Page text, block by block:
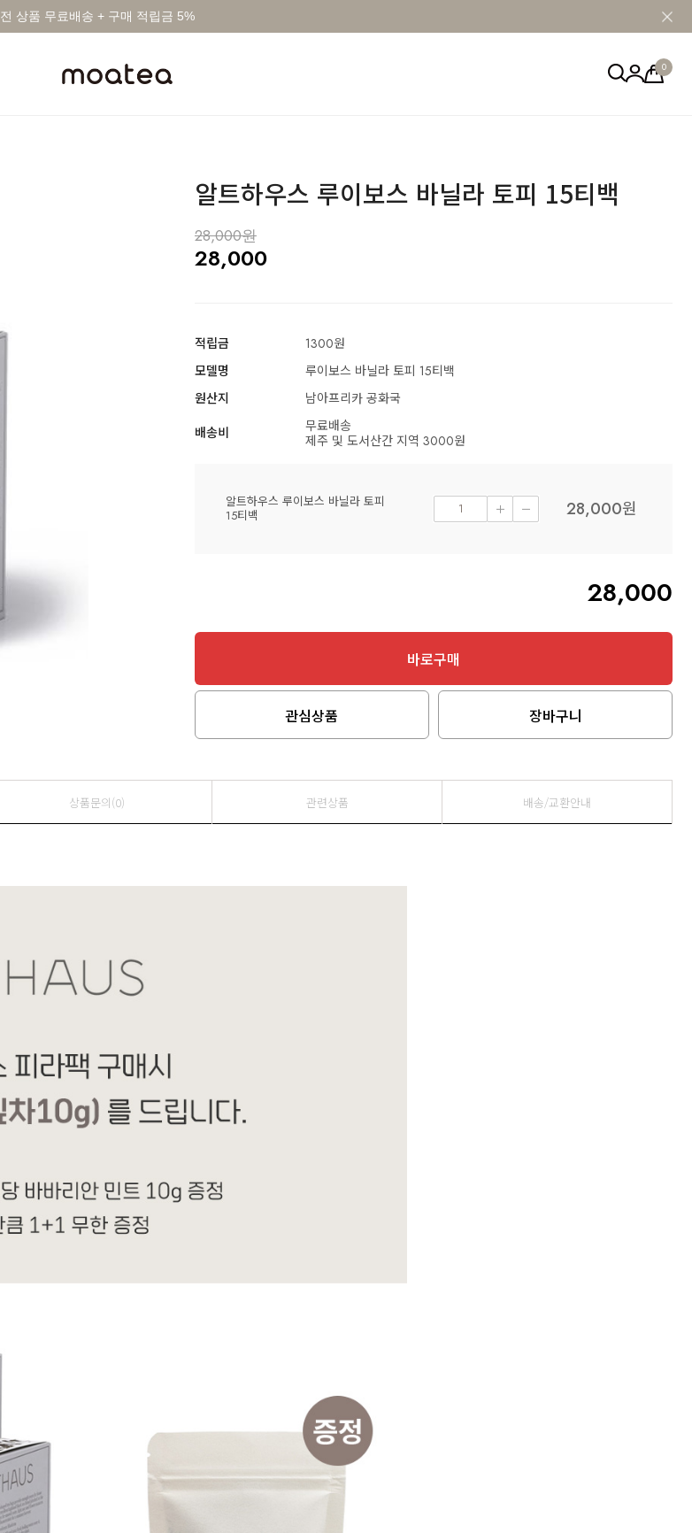
전 상품 무료배송 + 구매 적립금 5%
0
알트하우스 루이보스 바닐라 토피 15티백
28,000원
28,000
적립금
1300원
모델명
루이보스 바닐라 토피 15티백
원산지
남아프리카 공화국
배송비
무료배송
제주 및 도서산간 지역 3000원
알트하우스 루이보스 바닐라 토피
15티백
28,000원
28,000
바로구매
관심상품 장바구니
상품문의(0) 관련상품 배송/교환안내